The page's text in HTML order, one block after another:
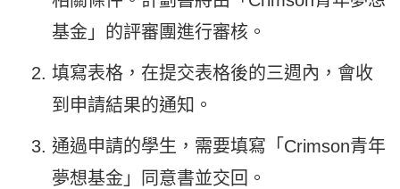
基金」的評審團進行審核。
填寫表格，在提交表格後的三週內，會收
到申請結果的通知。
通過申請的學生，需要填寫「Crimson青年
夢想基金」同意書並交回。